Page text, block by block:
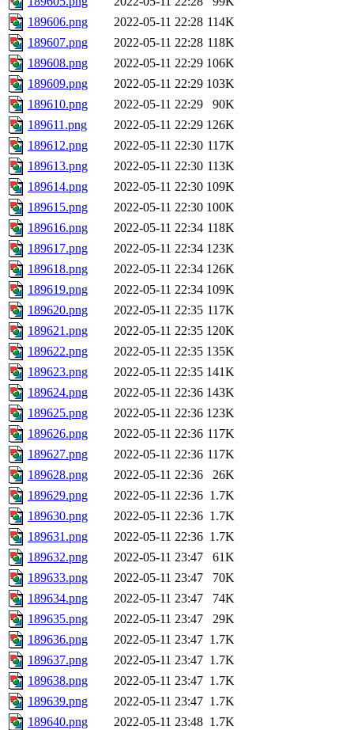
189606.png
2022-05-11 22:28 114K
189607.png
2022-05-11 22:28 118K
189608.png
2022-05-11 22:29 106K
189609.png
2022-05-11 22:29 103K
189610.png
2022-05-11 22:29
90K
189611.png
2022-05-11 22:29 126K
189612.png
2022-05-11 22:30 117K
189613.png
2022-05-11 22:30 113K
189614.png
2022-05-11 22:30 109K
189615.png
2022-05-11 22:30 100K
189616.png
2022-05-11 22:34 118K
189617.png
2022-05-11 22:34 123K
189618.png
2022-05-11 22:34 126K
189619.png
2022-05-11 22:34 109K
189620.png
2022-05-11 22:35 117K
189621.png
2022-05-11 22:35 120K
189622.png
2022-05-11 22:35 135K
189623.png
2022-05-11 22:35 141K
189624.png
2022-05-11 22:36 143K
189625.png
2022-05-11 22:36 123K
189626.png
2022-05-11 22:36 117K
189627.png
2022-05-11 22:36 117K
189628.png
2022-05-11 22:36
26K
189629.png
2022-05-11 22:36 1.7K
189630.png
2022-05-11 22:36 1.7K
189631.png
2022-05-11 22:36 1.7K
189632.png
2022-05-11 23:47
61K
189633.png
2022-05-11 23:47
70K
189634.png
2022-05-11 23:47
74K
189635.png
2022-05-11 23:47
29K
189636.png
2022-05-11 23:47 1.7K
189637.png
2022-05-11 23:47 1.7K
189638.png
2022-05-11 23:47 1.7K
189639.png
2022-05-11 23:47 1.7K
189640.png
2022-05-11 23:48 1.7K